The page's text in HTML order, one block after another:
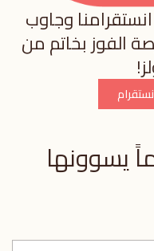
وجاوب
الفوز بخاتم من
يسوونها